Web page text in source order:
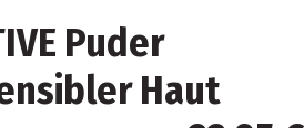
Puder
Haut